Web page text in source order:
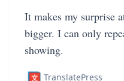
It makes my surprise
bigger. I can only
showing.
TranslatePress